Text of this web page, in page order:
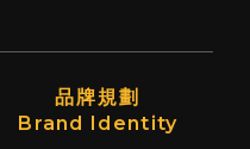
品牌規劃
Brand Identity